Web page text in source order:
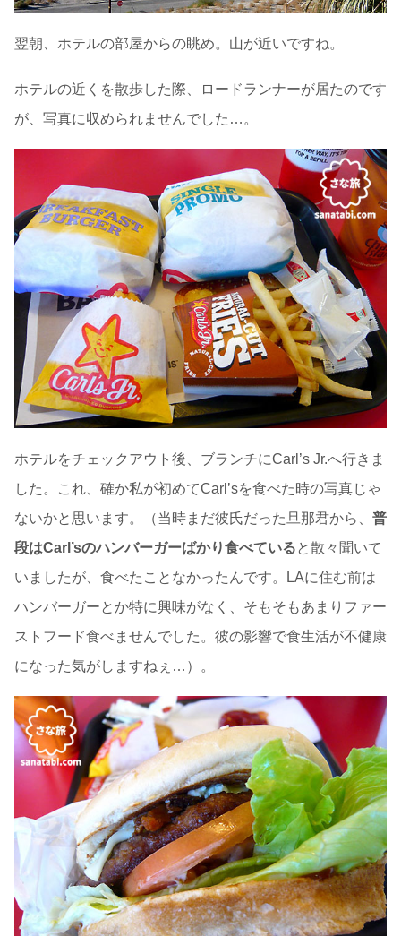
翌朝、ホテルの部屋からの眺め。山が近いですね。
ホテルの近くを散歩した際、ロードランナーが居たのです
が、写真に収められませんでした…。
ホテルをチェックアウト後、ブランチにCarl’s Jr.へ行きま
した。これ、確か私が初めてCarl’sを食べた時の写真じゃ
ないかと思います。（当時まだ彼氏だった旦那君から、 普
段はCarl’sのハンバーガーばかり食べていると散々聞いて
いましたが、食べたことなかったんです。LAに住む前は
ハンバーガーとか特に興味がなく、そもそもあまりファー
ストフード食べませんでした。彼の影響で食生活が不健康
になった気がしますねぇ…）。